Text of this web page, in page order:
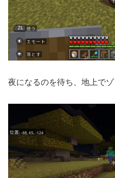
夜になるのを待ち、地上でゾ